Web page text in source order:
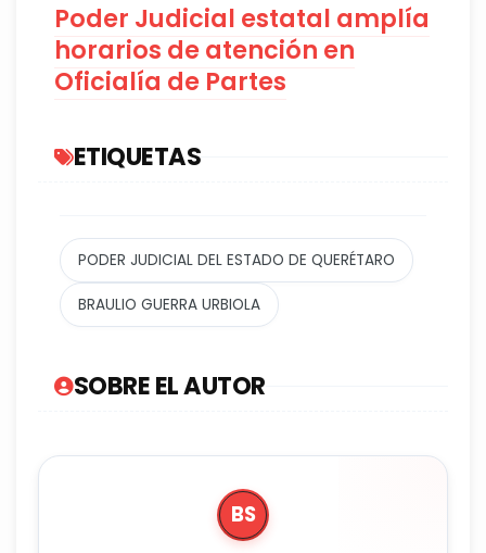
Poder Judicial estatal amplía
horarios de atención en
Oficialía de Partes
ETIQUETAS
PODER JUDICIAL DEL ESTADO DE QUERÉTARO
BRAULIO GUERRA URBIOLA
SOBRE EL AUTOR
BS